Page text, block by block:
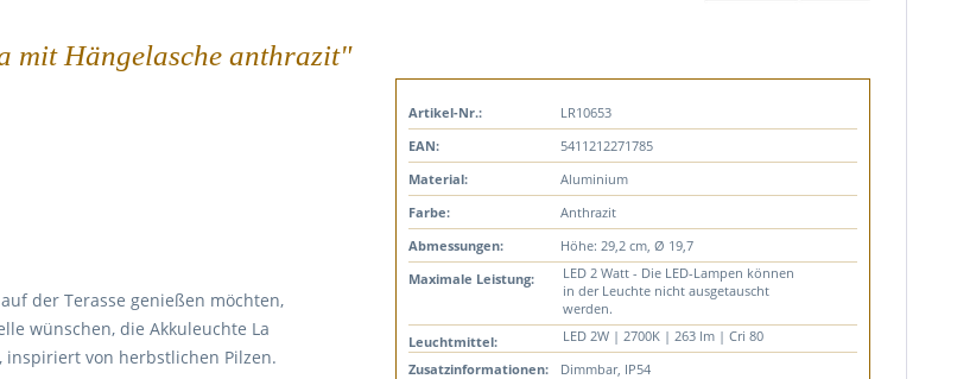
mit Hängelasche anthrazit"
der Terasse genießen möchten,
wünschen, die Akkuleuchte La
inspiriert von herbstlichen Pilzen.
Artikel-Nr.:
LR10653
EAN:
5411212271785
Material:
Aluminium
Farbe:
Anthrazit
Abmessungen:
Höhe: 29,2 cm, Ø 19,7
Maximale Leistung:
LED 2 Watt - Die LED-Lampen können
in der Leuchte nicht ausgetauscht
werden.
Leuchtmittel:
LED 2W | 2700K | 263 lm | Cri 80
Zusatzinformationen:
Dimmbar, IP54